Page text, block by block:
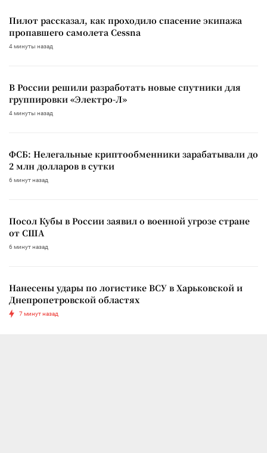
Пилот рассказал, как проходило спасение экипажа
пропавшего самолета Cessna
4 минуты назад
В России решили разработать новые спутники для
группировки «Электро-Л»
4 минуты назад
ФСБ: Нелегальные криптообменники зарабатывали до
2 млн долларов в сутки
6 минут назад
Посол Кубы в России заявил о военной угрозе стране
от США
6 минут назад
Нанесены удары по логистике ВСУ в Харьковской и
Днепропетровской областях
7 минут назад